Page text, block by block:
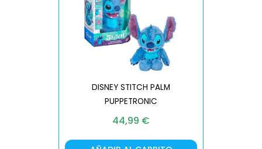
DISNEY STITCH PALM
PUPPETRONIC
44,99 €